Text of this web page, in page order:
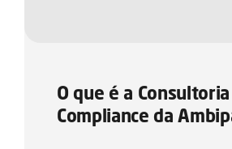
O que é a Consultoria
Compliance da